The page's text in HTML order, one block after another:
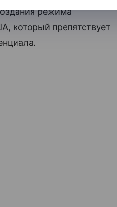
режима
который препятствует